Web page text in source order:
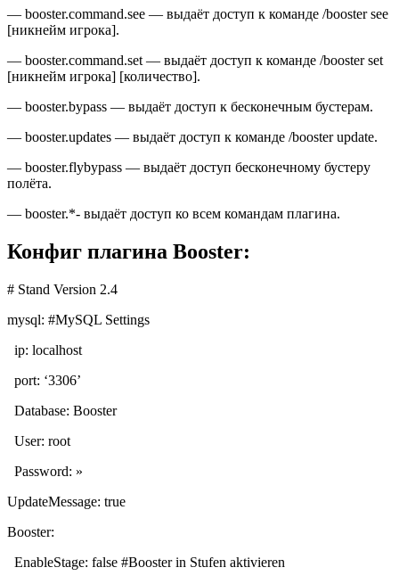
— booster.command.see — выдаёт доступ к команде /booster see
[никнейм игрока].
— booster.command.set — выдаёт доступ к команде /booster set
[никнейм игрока] [количество].
— booster.bypass — выдаёт доступ к бесконечным бустерам.
— booster.updates — выдаёт доступ к команде /booster update.
— booster.flybypass — выдаёт доступ бесконечному бустеру
полёта.
— booster.*- выдаёт доступ ко всем командам плагина.
Конфиг плагина Booster:
# Stand Version 2.4
mysql: #MySQL Settings
ip: localhost
port: ‘3306’
Database: Booster
User: root
Password: »
UpdateMessage: true
Booster:
EnableStage: false #Booster in Stufen aktivieren